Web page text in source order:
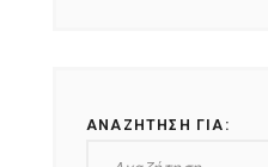
ΑΝΑΖΉΤΗΣΗ ΓΙΑ: